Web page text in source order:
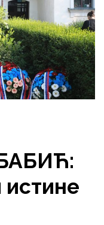
истине